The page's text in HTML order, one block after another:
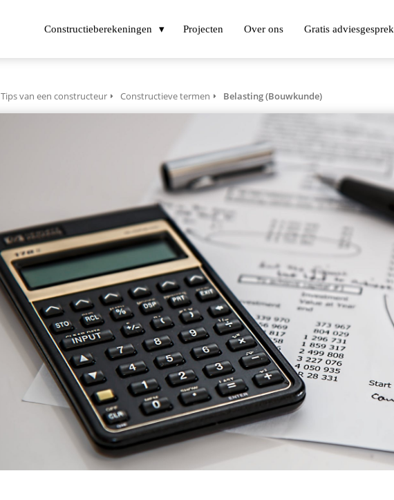
Constructieberekeningen Projecten Over ons Gratis adviesgesprek
Tips van een constructeur Constructieve termen Belasting (Bouwkunde)